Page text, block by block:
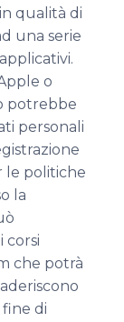
qualità di
una serie
o
potrebbe
personali
le politiche
la
corsi
che potrà
di